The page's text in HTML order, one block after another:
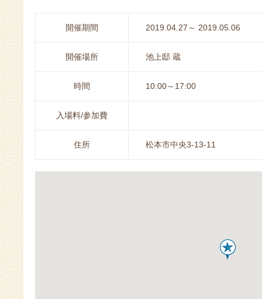
開催期間 2019.04.27～ 2019.05.06
開催場所 池上邸 蔵
時間 10:00～17:00
入場料/参加費
住所 松本市中央3-13-11